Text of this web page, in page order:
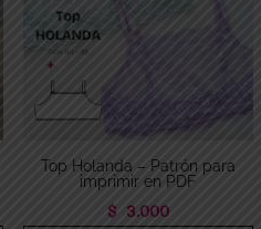
Top Holanda – Patrón para
imprimir en PDF
$ 3.000